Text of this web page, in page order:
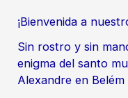
¡Bienvenida a
Sin rostro y sin
enigma del santo
Alexandre en Belém